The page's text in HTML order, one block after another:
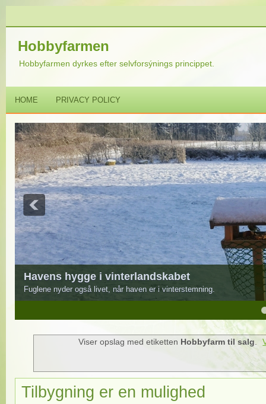
Hobbyfarmen
Hobbyfarmen dyrkes efter selvforsýnings princippet.
HOME PRIVACY POLICY
Havens hygge i vinterlandskabet
Fuglene nyder også livet, når haven er i vinterstemning.
Viser opslag med etiketten Hobbyfarm til salg.
Tilbygning er en mulighed